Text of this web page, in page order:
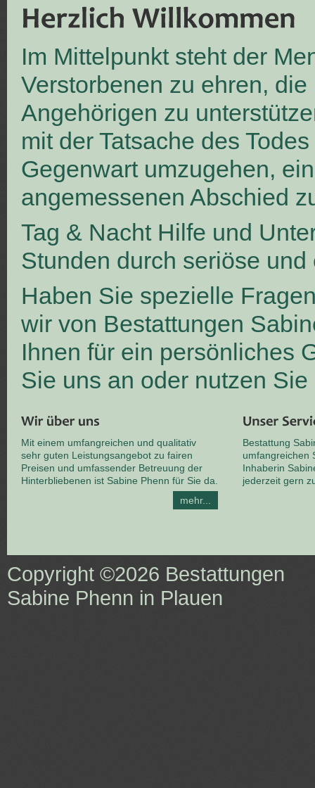
Im Mittelpunkt steht der
Verstorbenen zu ehren, die
Angehörigen zu
mit der Tatsache des
Gegenwart umzugehen,
angemessenen Abschied
Tag & Nacht Hilfe und
Stunden durch seriöse
Haben Sie spezielle
wir von Bestattungen
Ihnen für ein persönliches
Sie uns an oder nutzen
Mit einem umfangreichen und qualitativ
sehr guten Leistungsangebot zu fairen
Preisen und umfassender Betreuung der
Hinterbliebenen ist Sabine Phenn für Sie da.
mehr...
Bestattung
umfangreichen
Inhaberin
jederzeit gern
Copyright ©2026 Bestattungen
Sabine Phenn in Plauen